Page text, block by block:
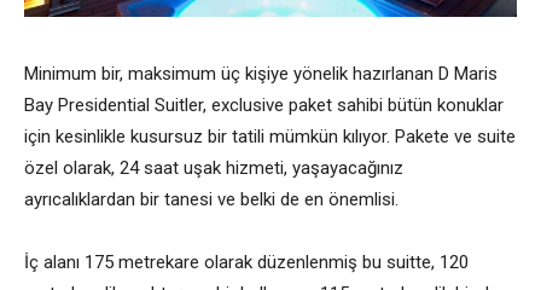
Minimum bir, maksimum üç kişiye yönelik hazırlanan D Maris
Bay Presidential Suitler, exclusive paket sahibi bütün konuklar
için kesinlikle kusursuz bir tatili mümkün kılıyor. Pakete ve suite
özel olarak, 24 saat uşak hizmeti, yaşayacağınız
ayrıcalıklardan bir tanesi ve belki de en önemlisi.
İç alanı 175 metrekare olarak düzenlenmiş bu suitte, 120